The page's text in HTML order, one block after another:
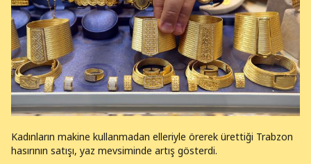
Kadınların makine kullanmadan elleriyle örerek ürettiği Trabzon
hasırının satışı, yaz mevsiminde artış gösterdi.